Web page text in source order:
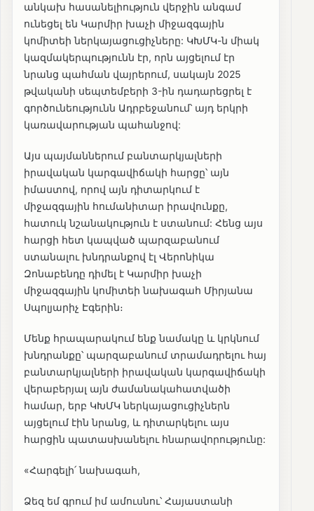
անկախ հասանելիություն վերջին անգամ
ունեցել են Կարմիր խաչի միջազգային
կոմիտեի ներկայացուցիչները: ԿԽՄԿ-ն միակ
կազմակերպությունն էր, որն այցելում էր
նրանց պահման վայրերում, սակայն 2025
թվականի սեպտեմբերի 3-ին դադարեցրել է
գործունեությունն Ադրբեջանում՝ այդ երկրի
կառավարության պահանջով:
Այս պայմաններում բանտարկյալների
իրավական կարգավիճակի հարցը՝ այն
իմաստով, որով այն դիտարկում է
միջազգային հումանիտար իրավունքը,
հատուկ նշանակություն է ստանում: Հենց այս
հարցի հետ կապված պարզաբանում
ստանալու խնդրանքով էլ Վերոնիկա
Զոնաբենդը դիմել է Կարմիր խաչի
միջազգային կոմիտեի նախագահ Միրյանա
Սպոլյարիչ Էգերին։
Մենք հրապարակում ենք նամակը և կրկնում
խնդրանքը՝ պարզաբանում տրամադրելու հայ
բանտարկյալների իրավական կարգավիճակի
վերաբերյալ այն ժամանակահատվածի
համար, երբ ԿԽՄԿ ներկայացուցիչներն
այցելում էին նրանց, և դիտարկելու այս
հարցին պատասխանելու հնարավորությունը:
«Հարգելի՛ նախագահ,
Ձեզ եմ գրում իմ ամուսնու՝ Հայաստանի